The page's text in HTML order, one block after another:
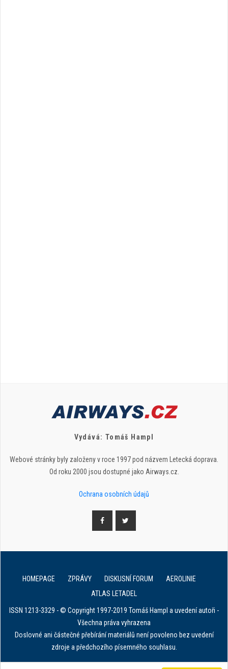
Vydává: Tomáš Hampl
Webové stránky byly založeny v roce 1997 pod názvem Letecká doprava.
Od roku 2000 jsou dostupné jako Airways.cz.
Ochrana osobních údajů
HOMEPAGE ZPRÁVY DISKUSNÍ FORUM
AEROLINIE
ATLAS LETADEL
ISSN 1213-3329 - © Copyright 1997-2019 Tomáš Hampl a uvedení autoři -
Všechna práva vyhrazena
Doslovné ani částečné přebírání materiálů není povoleno bez uvedení
zdroje a předchozího písemného souhlasu.